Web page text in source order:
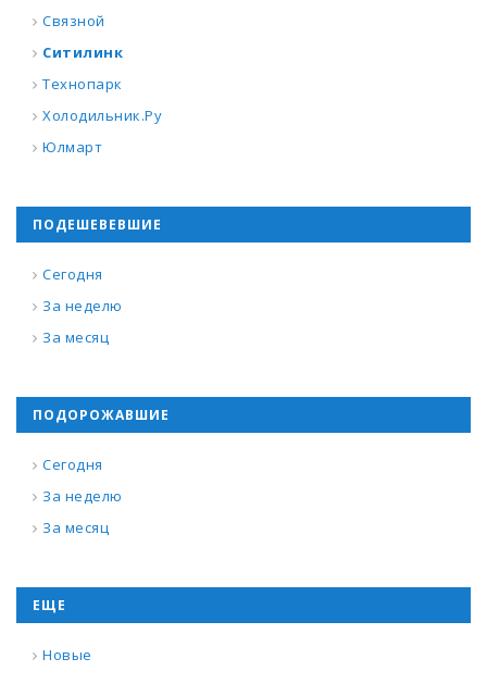
Связной
Ситилинк
Технопарк
Холодильник.Ру
Юлмарт
ПОДЕШЕВЕВШИЕ
Сегодня
За неделю
За месяц
ПОДОРОЖАВШИЕ
Сегодня
За неделю
За месяц
ЕЩЕ
Новые